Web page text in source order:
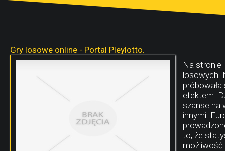
Gry losowe online - Portal Pleylotto.
Na stronie
losowych.
efektem.
szanse na
innymi:
to, że
możliwość